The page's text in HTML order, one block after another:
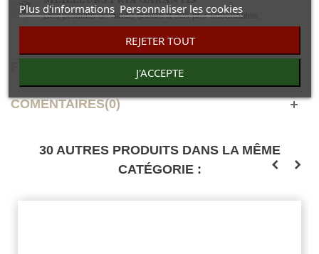
Des produits de haute qualité à des prix imbattables..
COMENTAIRES(0)
30 AUTRES PRODUITS DANS LA MÊME
CATÉGORIE :
Plus d'informations Personnaliser les cookies
REJETER TOUT
J'ACCEPTE